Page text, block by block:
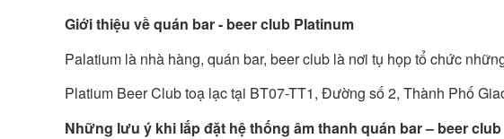
Giới thiệu về quán bar - beer club Platinum
Palatium là nhà hàng, quán bar, beer club là nơi tụ họp tổ chức
Platium Beer Club toạ lạc tại BT07-TT1, Đường số 2, Thành Phố
Những lưu ý khi lắp đặt hệ thống âm thanh quán bar – beer club